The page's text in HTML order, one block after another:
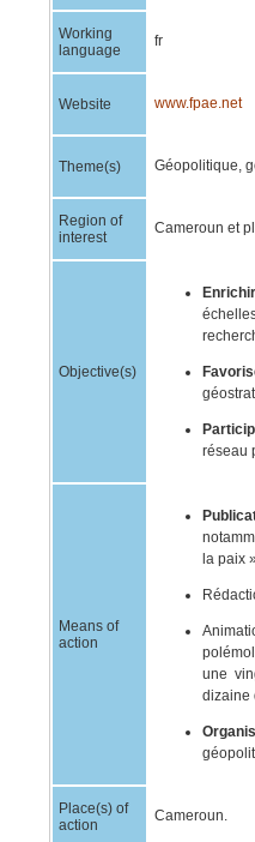
Working
language
fr
Website www.fpae.net
Theme(s) Géopolitique,
Region of
interest
Cameroun et
Objective(s)
réseau
Means of
action
la paix
une
dizaine
Place(s) of
action
Cameroun.